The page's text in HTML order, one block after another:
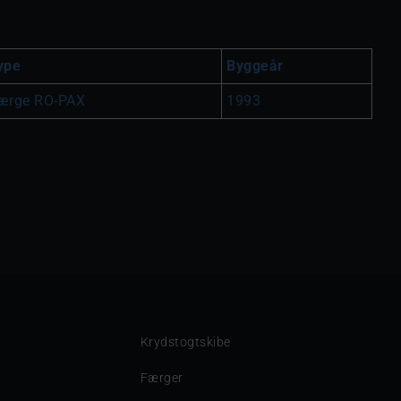
Byggeår
RO-PAX 1993
Krydstogtskibe
Færger